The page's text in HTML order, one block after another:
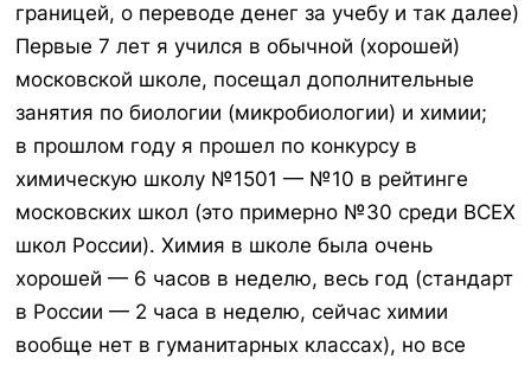
границей, о переводе денег за учебу и так далее)
Первые 7 лет я учился в обычной (хорошей)
московской школе, посещал дополнительные
занятия по биологии (микробиологии) и химии;
в прошлом году я прошел по конкурсу в
химическую школу №1501 — №10 в рейтинге
московских школ (это примерно №30 среди ВСЕХ
школ России). Химия в школе была очень
хорошей — 6 часов в неделю, весь год (стандарт
в России — 2 часа в неделю, сейчас химии
вообще нет в гуманитарных классах), но все